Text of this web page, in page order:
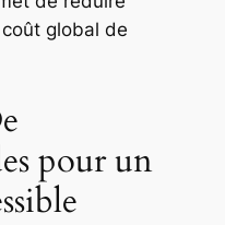
global de
pour un